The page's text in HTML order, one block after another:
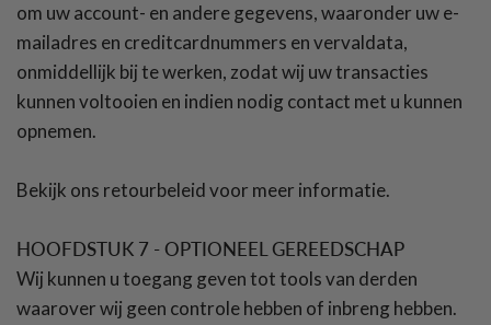
om uw account- en andere gegevens, waaronder uw e-
mailadres en creditcardnummers en vervaldata,
onmiddellijk bij te werken, zodat wij uw transacties
kunnen voltooien en indien nodig contact met u kunnen
opnemen.
Bekijk ons retourbeleid voor meer informatie.
HOOFDSTUK 7 - OPTIONEEL GEREEDSCHAP
Wij kunnen u toegang geven tot tools van derden
waarover wij geen controle hebben of inbreng hebben.